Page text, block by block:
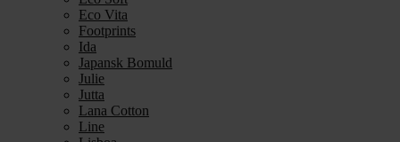
Eco Vita
Footprints
Ida
Japansk Bomuld
Julie
Jutta
Lana Cotton
Line